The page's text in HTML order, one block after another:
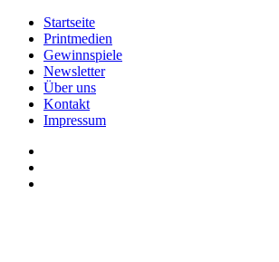
Startseite
Printmedien
Gewinnspiele
Newsletter
Über uns
Kontakt
Impressum